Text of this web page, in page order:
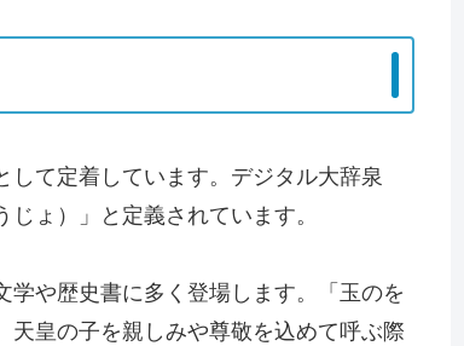
して定着しています。デジタル大辞泉
ょ）」と定義されています。
や歴史書に多く登場します。「玉のを
皇の子を親しみや尊敬を込めて呼ぶ際